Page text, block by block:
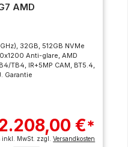
AMD
32GB, 512GB NVMe
Anti-glare, AMD
TB4, IR+5MP CAM, BT5.4,
Garantie
€*
inkl. MwSt. zzgl.Versandkosten